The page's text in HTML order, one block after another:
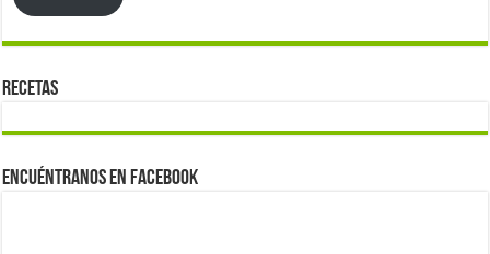
Recetas
Encuéntranos en Facebook